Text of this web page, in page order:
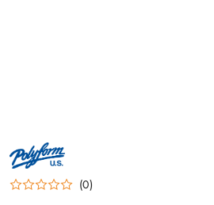
LOGO
PRODUCENTA
POLYFORM
U.S.
– (0)